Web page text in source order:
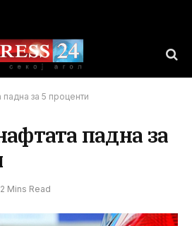
падна за 5 проценти
падна за
2 Mins Read